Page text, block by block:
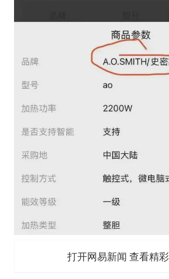
打开网易新闻 查看精